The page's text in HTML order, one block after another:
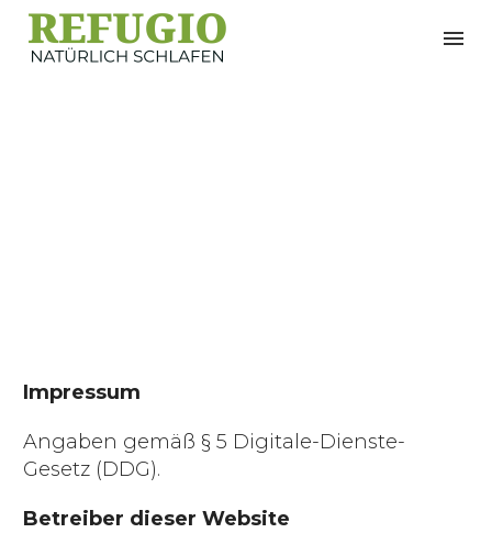
Impressum
Angaben gemäß § 5 Digitale-Dienste-
Gesetz (DDG).
Betreiber dieser Website